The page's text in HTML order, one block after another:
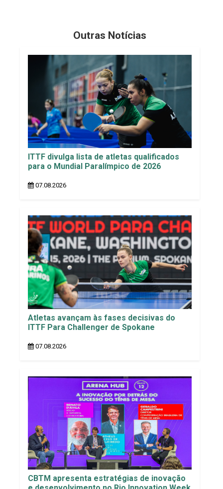
Outras Notícias
ITTF divulga lista de atletas qualificados
para o Mundial Paralímpico de 2026
07.08.2026
Atletas avançam às fases decisivas do
ITTF Para Challenger de Spokane
07.08.2026
CBTM apresenta estratégias de inovação